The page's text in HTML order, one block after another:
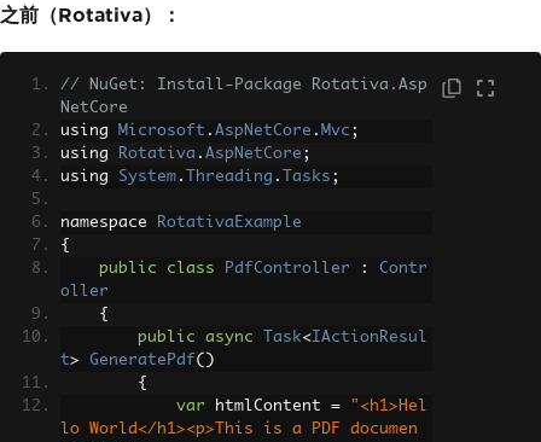
之前（Rotativa）：
// NuGet: Install-Package Rotativa.Asp
NetCore
using Microsoft . AspNetCore . Mvc ;
using
Rotativa . AspNetCore ;
using System . Threading . Tasks ;
namespace
RotativaExample
{
public
class PdfController :
Contr
oller
{
public
async Task<IActionResul
t> GeneratePdf()
{
var htmlContent =
"<h1>Hel
lo World</h1><p>This is a PDF documen